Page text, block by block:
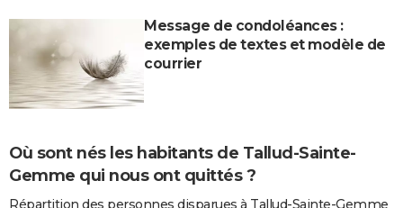
Message de condoléances :
exemples de textes et modèle de
courrier
Où sont nés les habitants de Tallud-Sainte-
Gemme qui nous ont quittés ?
Répartition des personnes disparues à Tallud-Sainte-Gemme